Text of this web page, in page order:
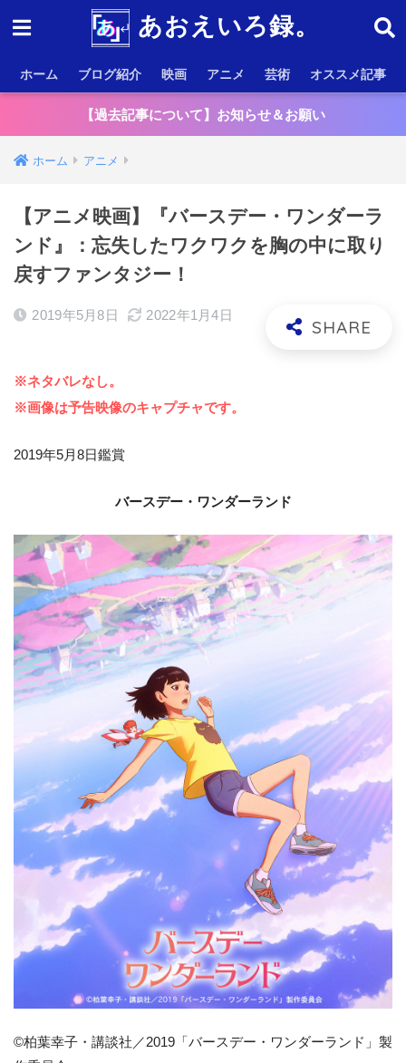
あおえいろ録。
ホーム ブログ紹介 映画 アニメ 芸術 オススメ記事
【過去記事について】お知らせ＆お願い
ホーム アニメ
【アニメ映画】『バースデー・ワンダーラ
ンド』：忘失したワクワクを胸の中に取り
戻すファンタジー！
2019年5月8日 2022年1月4日
※ネタバレなし。
※画像は予告映像のキャプチャです。
2019年5月8日鑑賞
バースデー・ワンダーランド
©柏葉幸子・講談社／2019「バースデー・ワンダーランド」製